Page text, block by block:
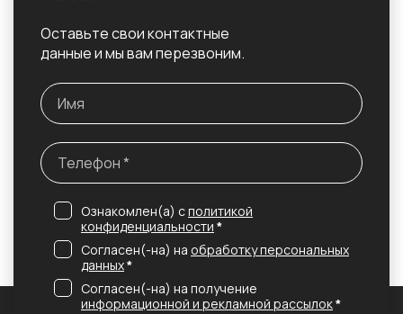
Оставьте свои контактные
данные и мы вам перезвоним.
Ознакомлен(а) сполитикой
конфиденциальности *
Согласен(-на) на обработку персональных
данных*
Согласен(-на) на получение
информационной и рекламной рассылок*